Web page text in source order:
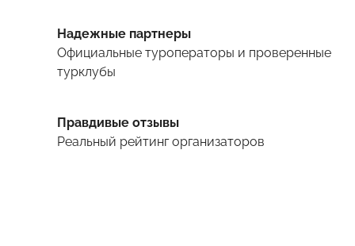
Надежные партнеры
Официальные туроператоры и проверенные
турклубы
Правдивые отзывы
Реальный рейтинг организаторов